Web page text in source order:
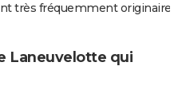
très fréquemment originaires
Laneuvelotte qui